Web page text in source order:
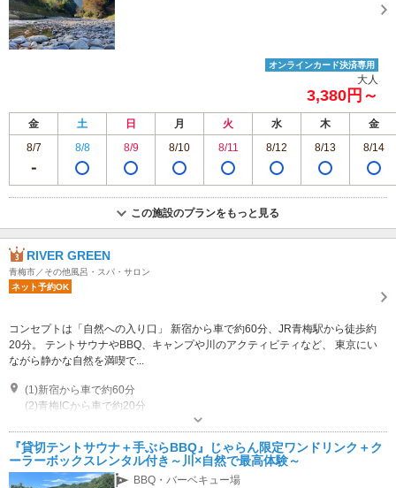
オンラインカード決済専用
大人
3,380円～
金 土 日 月 火 水 木
金
8/7
8/8 8/9 8/10 8/11 8/12 8/13 8/14
この施設のプランをもっと見る
RIVER GREEN
青梅市／その他風呂・スパ・サロン
ネット予約OK
コンセプトは「自然への入り口」 新宿から車で約60分、JR青梅駅から徒歩約
20分。 テントサウナやBBQ、キャンプや川のアクティビティなど、 東京にい
ながら静かな自然を満喫で...
(1)新宿から車で約60分
(2)青梅ICから車で約20分
オープン：9:00-17:00 休業日：悪天候や予約状況により休業の場合がござい
専用駐車場あり（有料）3台 1台につき1000円。道アクセス可能ルートが限られていますので、必ず予約申し込み時に質問事項をご確認ください。3台以上でお越しの場合は事前にお問い合わせください。
『貸切テントサウナ＋手ぶらBBQ』じゃらん限定ワンドリンク＋ク
ーラーボックスレンタル付き～川×自然で最高体験～
BBQ・バーベキュー場